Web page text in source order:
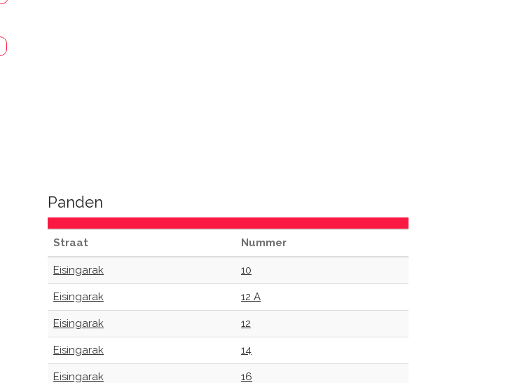
Panden
Straat Nummer
Eisingarak 10
Eisingarak 12 A
Eisingarak 12
Eisingarak 14
Eisingarak 16